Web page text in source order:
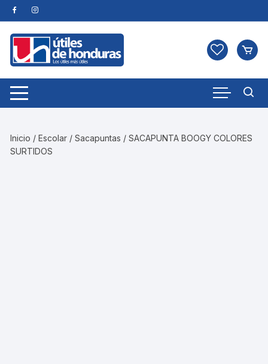
Skip
to
content
Inicio /Escolar /Sacapuntas / SACAPUNTA BOOGY COLORES
SURTIDOS